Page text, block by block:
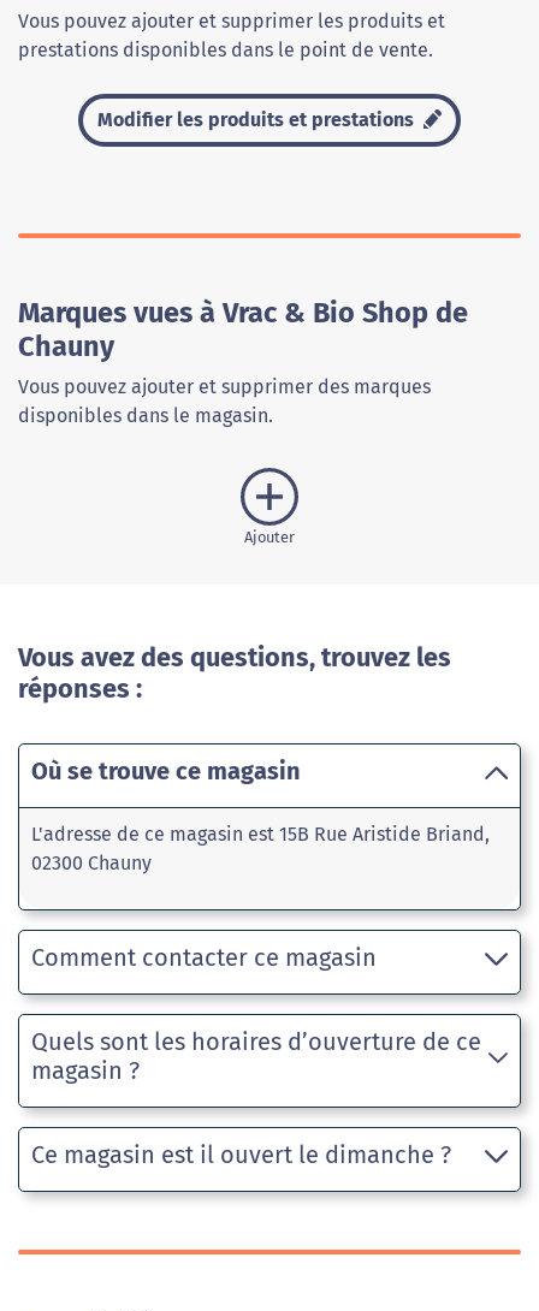
Vous pouvez ajouter et supprimer les produits et
prestations disponibles dans le point de vente.
Modifier les produits et prestations
Marques vues à Vrac & Bio Shop de
Chauny
Vous pouvez ajouter et supprimer des marques
disponibles dans le magasin.
Ajouter
Vous avez des questions, trouvez les
réponses :
Où se trouve ce magasin
L'adresse de ce magasin est 15B Rue Aristide Briand,
02300 Chauny
Comment contacter ce magasin
Quels sont les horaires d’ouverture de ce
magasin ?
Ce magasin est il ouvert le dimanche ?